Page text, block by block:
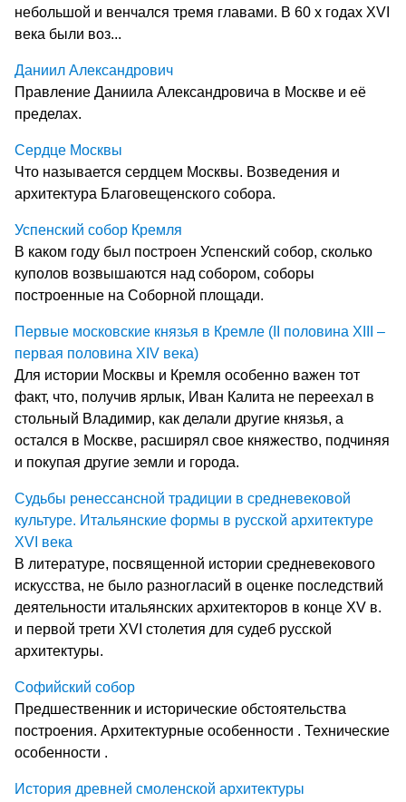
небольшой и венчался тремя главами. В 60 х годах XVI
века были воз...
Даниил Александрович
Правление Даниила Александровича в Москве и её
пределах.
Сердце Москвы
Что называется сердцем Москвы. Возведения и
архитектура Благовещенского собора.
Успенский собор Кремля
В каком году был построен Успенский собор, сколько
куполов возвышаются над собором, соборы
построенные на Соборной площади.
Первые московские князья в Кремле (II половина XIII –
первая половина XIV века)
Для истории Москвы и Кремля особенно важен тот
факт, что, получив ярлык, Иван Калита не переехал в
стольный Владимир, как делали другие князья, а
остался в Москве, расширял свое княжество, подчиняя
и покупая другие земли и города.
Судьбы ренессансной традиции в средневековой
культуре. Итальянские формы в русской архитектуре
XVI века
В литературе, посвященной истории средневекового
искусства, не было разногласий в оценке последствий
деятельности итальянских архитекторов в конце XV в.
и первой трети XVI столетия для судеб русской
архитектуры.
Софийский собор
Предшественник и исторические обстоятельства
построения. Архитектурные особенности . Технические
особенности .
История древней смоленской архитектуры